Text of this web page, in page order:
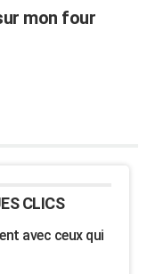
mon four
CLICS
avec ceux qui